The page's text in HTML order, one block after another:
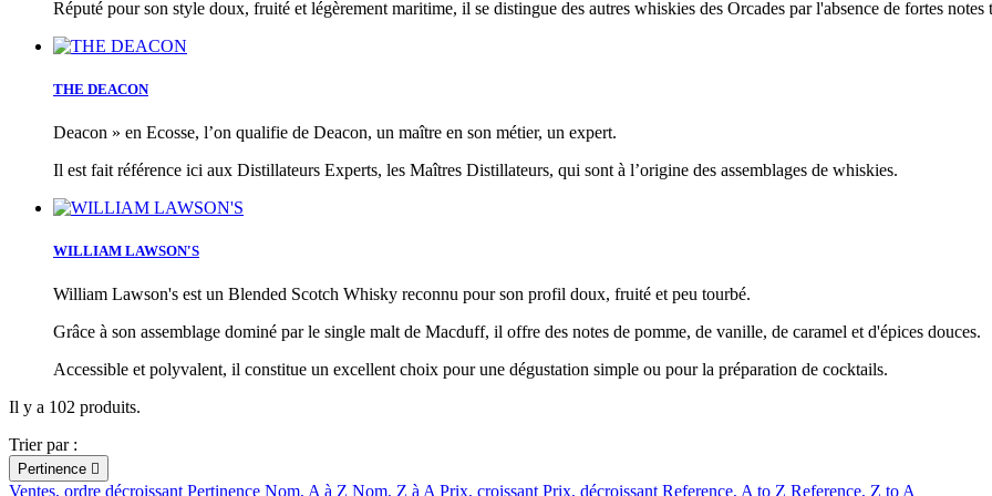
Réputé pour son style doux, fruité et légèrement maritime, il se distingue des autres whiskies des Orcades par l'absence de fortes notes
THE DEACON
Deacon » en Ecosse, l’on qualifie de Deacon, un maître en son métier, un expert.
Il est fait référence ici aux Distillateurs Experts, les Maîtres Distillateurs, qui sont à l’origine des assemblages de whiskies.
WILLIAM LAWSON'S
William Lawson's est un Blended Scotch Whisky reconnu pour son profil doux, fruité et peu tourbé.
Grâce à son assemblage dominé par le single malt de Macduff, il offre des notes de pomme, de vanille, de caramel et d'épices douces.
Accessible et polyvalent, il constitue un excellent choix pour une dégustation simple ou pour la préparation de cocktails.
Il y a 102 produits.
Trier par :
Pertinence 
Ventes, ordre décroissant Pertinence Nom, A à Z Nom, Z à A Prix, croissant Prix, décroissant Reference, A to Z Reference, Z to A